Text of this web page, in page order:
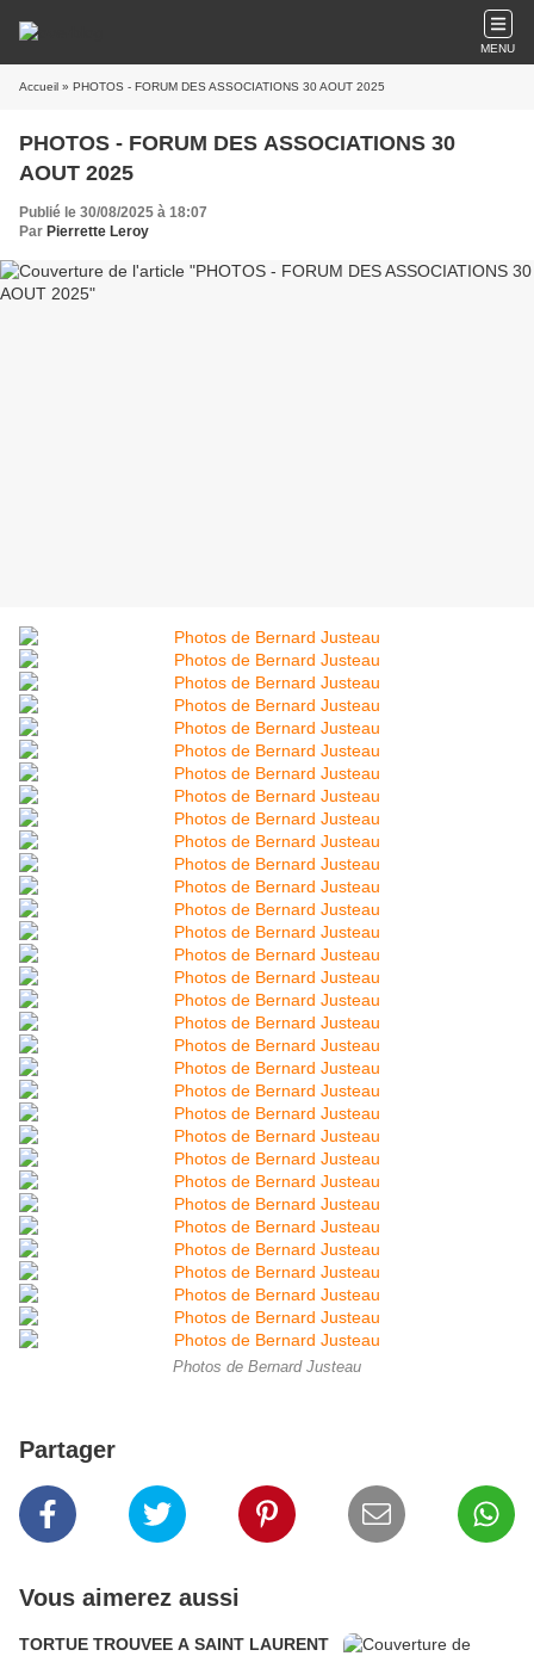
MENU
Accueil » PHOTOS - FORUM DES ASSOCIATIONS 30 AOUT 2025
PHOTOS - FORUM DES ASSOCIATIONS 30
AOUT 2025
Publié le 30/08/2025 à 18:07
Par Pierrette Leroy
Photos de Bernard Justeau
Partager
Vous aimerez aussi
TORTUE TROUVEE A SAINT LAURENT